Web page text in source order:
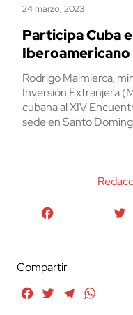
24 marzo, 2023
Participa Cuba
Iberoamericano
Rodrigo Malmierca,
Inversión Extranjera
cubana al XIV
sede en Santo
Compartir
FacebookTwitterTelegram